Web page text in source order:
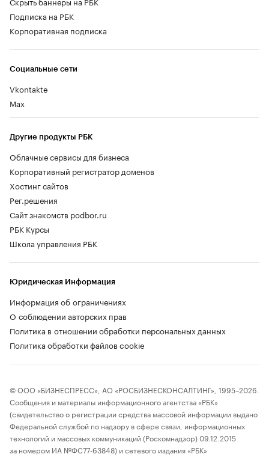
Социальные сети
Vkontakte
Max
Другие продукты РБК
Облачные сервисы для бизнеса
Корпоративный регистратор доменов
Хостинг сайтов
Рег.решения
Сайт знакомств podbor.ru
РБК Курсы
Школа управления РБК
Подписка на РБК
Корпоративная подписка
Юридическая Информация
Информация об ограничениях
О соблюдении авторских прав
Политика в отношении обработки персональных данных
Политика обработки файлов cookie
© ООО «БИЗНЕСПРЕСС», АО «РОСБИЗНЕСКОНСАЛТИНГ», 1995–2026.
Сообщения и материалы информационного агентства «РБК»
(свидетельство о регистрации средства массовой информации выдано
Федеральной службой по надзору в сфере связи, информационных
технологий и массовых коммуникаций (Роскомнадзор) 09.12.2015
за номером ИА №ФС77-63848) и сетевого издания «РБК»